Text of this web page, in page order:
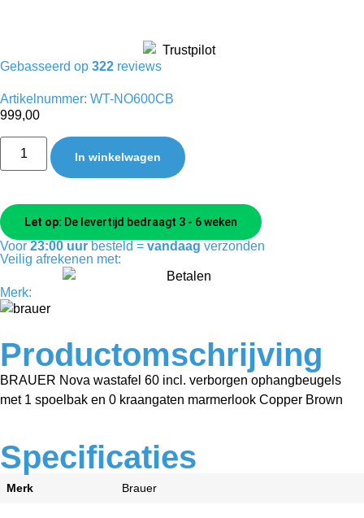
Gebasseerd op 322 reviews
Artikelnummer: WT-NO600CB
999,00
In winkelwagen
Let op: De levertijd bedraagt 3 - 6 weken
Voor 23:00 uur besteld = vandaag verzonden
Veilig afrekenen met:
Merk:
Productomschrijving
BRAUER Nova wastafel 60 incl. verborgen ophangbeugels
met 1 spoelbak en 0 kraangaten marmerlook Copper Brown
Specificaties
Merk Brauer